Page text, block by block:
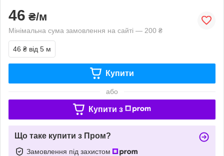
46 ₴/м
Мінімальна сума замовлення на сайті — 200 ₴
46 ₴ від 5 м
Купити
або
Купити з
Що таке купити з Пром?
Замовлення під захистом